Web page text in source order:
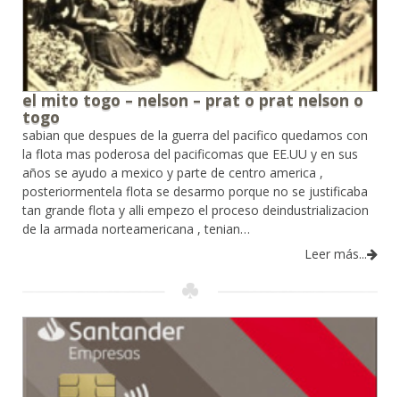
el mito togo – nelson – prat o prat nelson o
togo
sabian que despues de la guerra del pacifico quedamos con
la flota mas poderosa del pacificomas que EE.UU y en sus
años se ayudo a mexico y parte de centro america ,
posteriormentela flota se desarmo porque no se justificaba
tan grande flota y alli empezo el proceso deindustrializacion
de la armada norteamericana , tenian…
Leer más...